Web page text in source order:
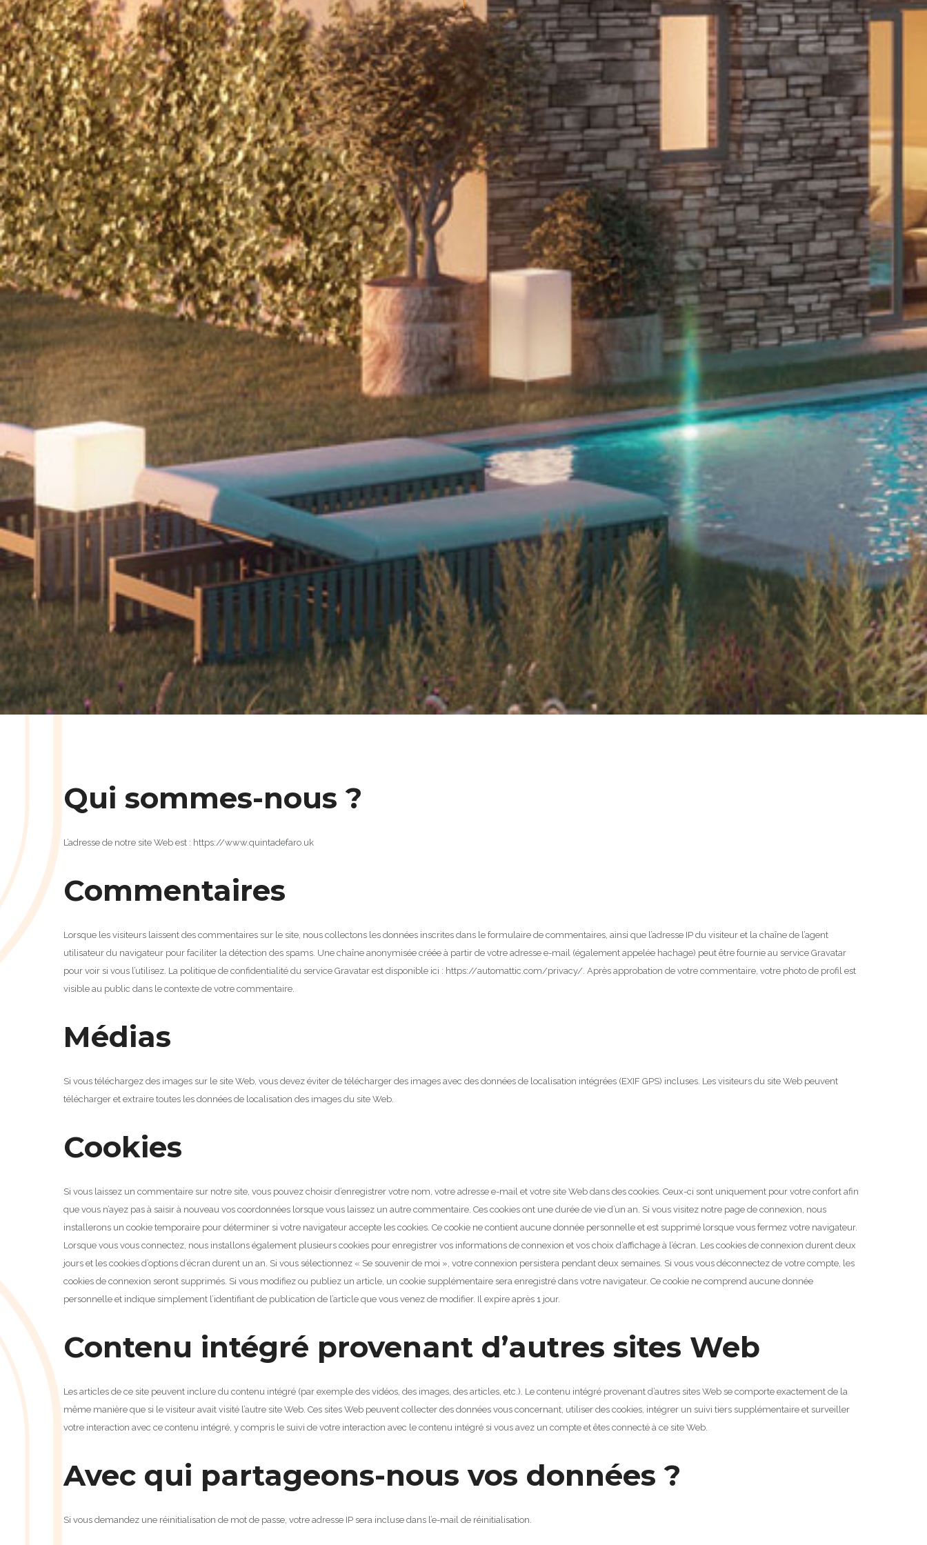
Qui sommes-nous ?
L’adresse de notre site Web est : https://www.quintadefaro.uk
Commentaires
Lorsque les visiteurs laissent des commentaires sur le site, nous collectons les données inscrites dans le formulaire de commentaires, ainsi que l’adresse IP du visiteur et la chaîne de l’agent
utilisateur du navigateur pour faciliter la détection des spams. Une chaîne anonymisée créée à partir de votre adresse e-mail (également appelée hachage) peut être fournie au service Gravatar
pour voir si vous l’utilisez. La politique de confidentialité du service Gravatar est disponible ici : https://automattic.com/privacy/. Après approbation de votre commentaire, votre photo de profil est
visible au public dans le contexte de votre commentaire.
Médias
Si vous téléchargez des images sur le site Web, vous devez éviter de télécharger des images avec des données de localisation intégrées (EXIF GPS) incluses. Les visiteurs du site Web peuvent
télécharger et extraire toutes les données de localisation des images du site Web.
Cookies
Si vous laissez un commentaire sur notre site, vous pouvez choisir d’enregistrer votre nom, votre adresse e-mail et votre site Web dans des cookies. Ceux-ci sont uniquement pour votre confort afin
que vous n’ayez pas à saisir à nouveau vos coordonnées lorsque vous laissez un autre commentaire. Ces cookies ont une durée de vie d’un an. Si vous visitez notre page de connexion, nous
installerons un cookie temporaire pour déterminer si votre navigateur accepte les cookies. Ce cookie ne contient aucune donnée personnelle et est supprimé lorsque vous fermez votre navigateur.
Lorsque vous vous connectez, nous installons également plusieurs cookies pour enregistrer vos informations de connexion et vos choix d’affichage à l’écran. Les cookies de connexion durent deux
jours et les cookies d’options d’écran durent un an. Si vous sélectionnez « Se souvenir de moi », votre connexion persistera pendant deux semaines. Si vous vous déconnectez de votre compte, les
cookies de connexion seront supprimés. Si vous modifiez ou publiez un article, un cookie supplémentaire sera enregistré dans votre navigateur. Ce cookie ne comprend aucune donnée
personnelle et indique simplement l’identifiant de publication de l’article que vous venez de modifier. Il expire après 1 jour.
Contenu intégré provenant d’autres sites Web
Les articles de ce site peuvent inclure du contenu intégré (par exemple des vidéos, des images, des articles, etc.). Le contenu intégré provenant d’autres sites Web se comporte exactement de la
même manière que si le visiteur avait visité l’autre site Web. Ces sites Web peuvent collecter des données vous concernant, utiliser des cookies, intégrer un suivi tiers supplémentaire et surveiller
votre interaction avec ce contenu intégré, y compris le suivi de votre interaction avec le contenu intégré si vous avez un compte et êtes connecté à ce site Web.
Avec qui partageons-nous vos données ?
Si vous demandez une réinitialisation de mot de passe, votre adresse IP sera incluse dans l’e-mail de réinitialisation.